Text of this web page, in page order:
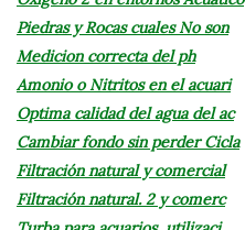
Piedras y Rocas cuales No son
Medicion correcta del ph
Amonio o Nitritos en el acuari
Optima calidad del agua del ac
Cambiar fondo sin perder Cicla
Filtración natural y comercial
Filtración natural. 2 y comerc